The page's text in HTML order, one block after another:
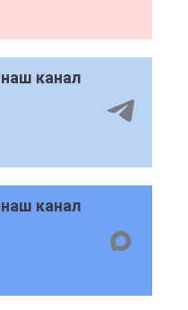
канал
канал